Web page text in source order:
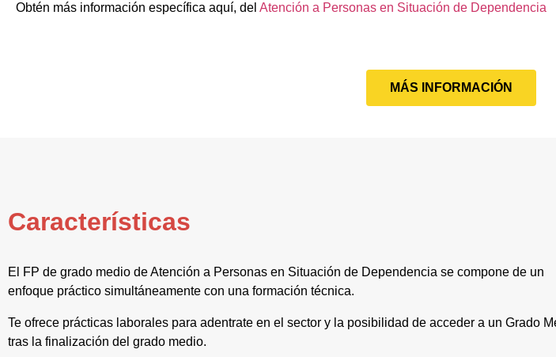
Obtén más información específica aquí, del Atención a Personas en Situación de Dependencia
MÁS INFORMACIÓN
Características
El FP de grado medio de Atención a Personas en Situación de Dependencia se compone de un
enfoque práctico simultáneamente con una formación técnica.
Te ofrece prácticas laborales para adentrate en el sector y la posibilidad de acceder a un Grado
tras la finalización del grado medio.